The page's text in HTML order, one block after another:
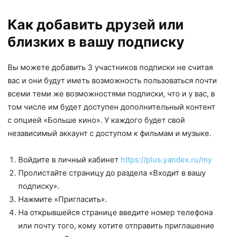
Как добавить друзей или
близких в вашу подписку
Вы можете добавить 3 участников подписки не считая
вас и они будут иметь возможность пользоваться почти
всеми теми же возможностями подписки, что и у вас, в
том числе им будет доступен дополнительный контент
с опцией «Больше кино». У каждого будет свой
независимый аккаунт с доступом к фильмам и музыке.
Войдите в личный кабинет https://plus.yandex.ru/my
Пролистайте страницу до раздела «Входит в вашу
подписку».
Нажмите «Пригласить».
На открывшейся странице введите номер телефона
или почту того, кому хотите отправить приглашение